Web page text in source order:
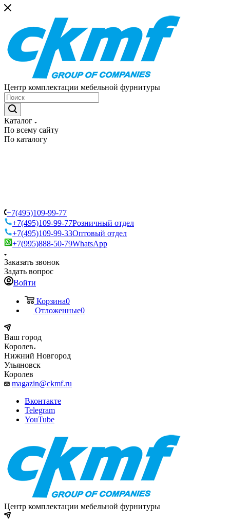
Центр комплектации мебельной фурнитуры
Каталог
По всему сайту
По каталогу
+7(495)109-99-77
+7(495)109-99-77Розничный отдел
+7(495)109-99-33Оптовый отдел
+7(995)888-50-79WhatsApp
Заказать звонок
Задать вопрос
Войти
Корзина0
Отложенные0
Ваш город
Королев
Нижний Новгород
Ульяновск
Королев
magazin@ckmf.ru
Вконтакте
Telegram
YouTube
Центр комплектации мебельной фурнитуры